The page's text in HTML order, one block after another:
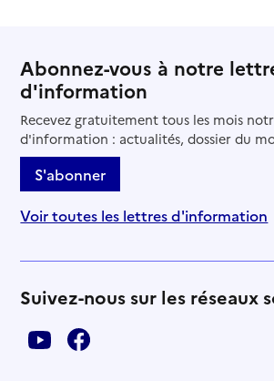
Abonnez-vous à notre
d'information
Recevez gratuitement tous les mois
d'information : actualités, dossier du
S'abonner
Voir toutes les lettres d'information
Suivez-nous sur les réseaux